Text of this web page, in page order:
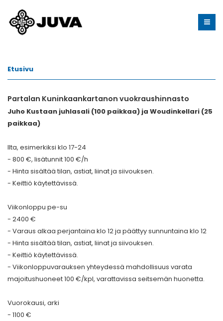
Etusivu
Partalan Kuninkaankartanon vuokraushinnasto
Juho Kustaan juhlasali (100 paikkaa) ja Woudinkellari (25
paikkaa)
Ilta, esimerkiksi klo 17-24
- 800 €, lisätunnit 100 €/h
- Hinta sisältää tilan, astiat, liinat ja siivouksen.
- Keittiö käytettävissä.
Viikonloppu pe-su
- 2400 €
- Varaus alkaa perjantaina klo 12 ja päättyy sunnuntaina klo 12
- Hinta sisältää tilan, astiat, liinat ja siivouksen.
- Keittiö käytettävissä.
- Viikonloppuvarauksen yhteydessä mahdollisuus varata
majoitushuoneet 100 €/kpl, varattavissa seitsemän huonetta.
Vuorokausi, arki
- 1100 €